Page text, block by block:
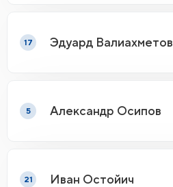
17 Эдуард Валиахметов
5 Александр Осипов
21 Иван Остойич